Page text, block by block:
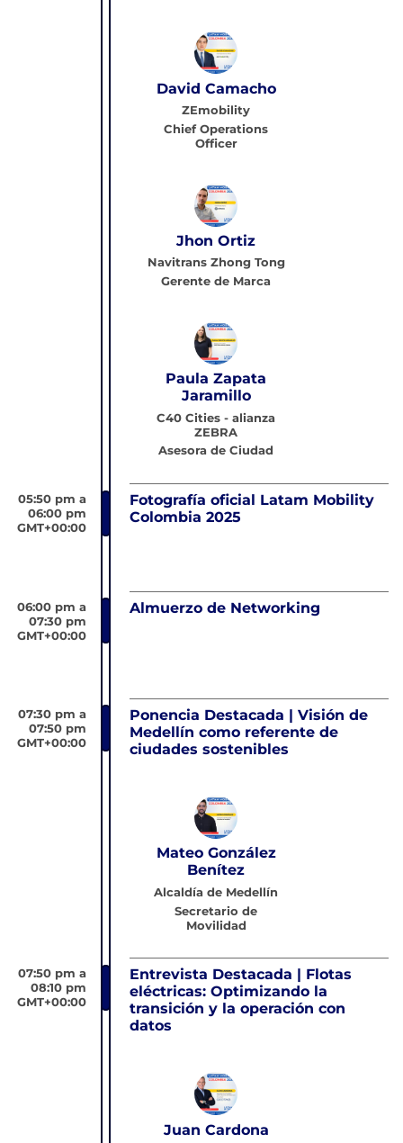
David Camacho
ZEmobility
Chief Operations
Officer
Jhon Ortiz
Navitrans Zhong Tong
Gerente de Marca
Paula Zapata
Jaramillo
C40 Cities - alianza
ZEBRA
Asesora de Ciudad
05:50 pm a
06:00 pm
GMT+00:00
Fotografía oficial Latam Mobility
Colombia 2025
06:00 pm a
07:30 pm
GMT+00:00
Almuerzo de Networking
07:30 pm a
07:50 pm
GMT+00:00
Ponencia Destacada | Visión de
Medellín como referente de
ciudades sostenibles
Mateo González
Benítez
Alcaldía de Medellín
Secretario de
Movilidad
07:50 pm a
08:10 pm
GMT+00:00
Entrevista Destacada | Flotas
eléctricas: Optimizando la
transición y la operación con
datos
Juan Cardona